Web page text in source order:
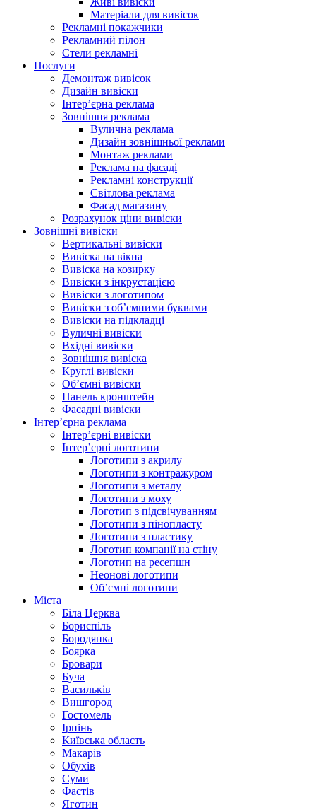
Матеріали для вивісок
Рекламні покажчики
Рекламний пілон
Стели рекламні
Послуги
Демонтаж вивісок
Дизайн вивіски
Інтер’єрна реклама
Зовнішня реклама
Вулична реклама
Дизайн зовнішньої реклами
Монтаж реклами
Реклама на фасаді
Рекламні конструкції
Світлова реклама
Фасад магазину
Розрахунок ціни вивіски
Зовнішні вивіски
Вертикальні вивіски
Вивіска на вікна
Вивіска на козирку
Вивіски з інкрустацією
Вивіски з логотипом
Вивіски з об’ємними буквами
Вивіски на підкладці
Вуличні вивіски
Вхідні вивіски
Зовнішня вивіска
Круглі вивіски
Об’ємні вивіски
Панель кронштейн
Фасадні вивіски
Інтер’єрна реклама
Інтер’єрні вивіски
Інтер’єрні логотипи
Логотипи з акрилу
Логотипи з контражуром
Логотипи з металу
Логотипи з моху
Логотип з підсвічуванням
Логотипи з пінопласту
Логотипи з пластику
Логотип компанії на стіну
Логотип на ресепшн
Неонові логотипи
Об’ємні логотипи
Міста
Біла Церква
Бориспіль
Бородянка
Боярка
Бровари
Буча
Васильків
Вишгород
Гостомель
Ірпінь
Київська область
Макарів
Обухів
Суми
Фастів
Яготин